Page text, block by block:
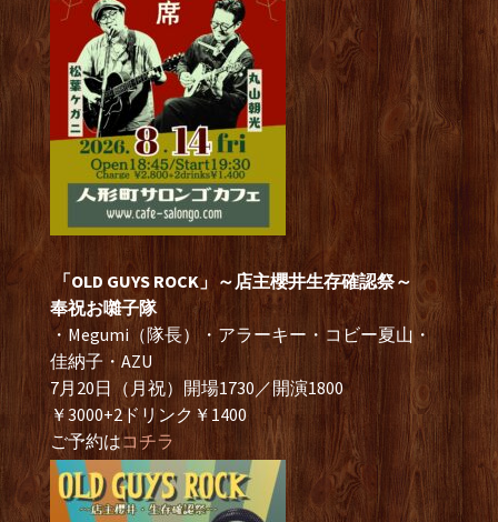
「OLD GUYS ROCK」～店主櫻井生存確認祭～
奉祝お囃子隊
・Megumi（隊長）・アラーキー・コビー夏山・
佳納子・AZU
7月20日（月祝）開場1730／開演1800
￥3000+2ドリンク￥1400
ご予約はコチラ